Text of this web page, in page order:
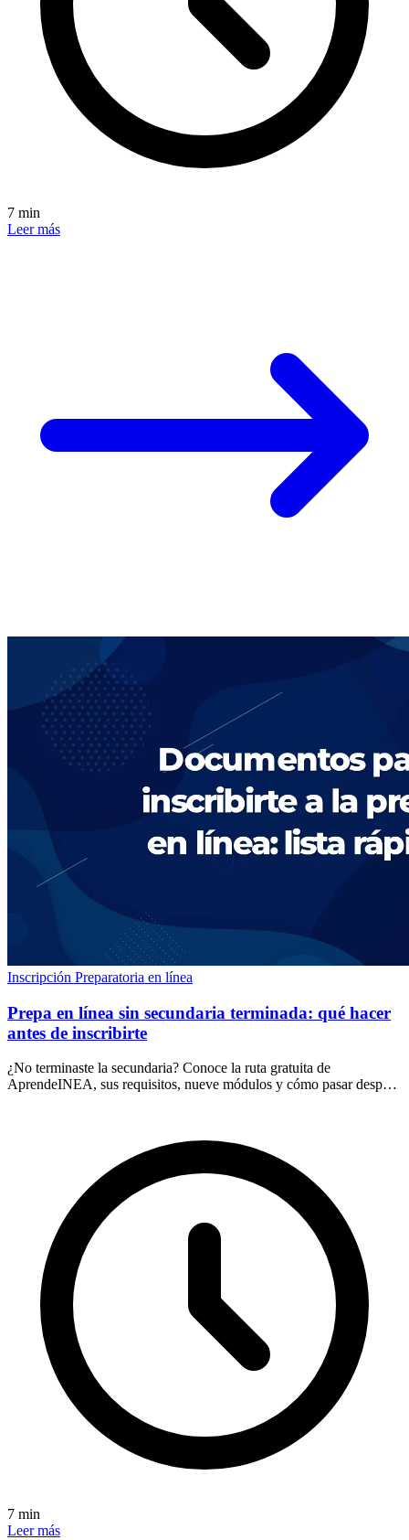
7 min
Leer más
Inscripción Preparatoria en línea
Prepa en línea sin secundaria terminada: qué hacer
antes de inscribirte
¿No terminaste la secundaria? Conoce la ruta gratuita de
AprendeINEA, sus requisitos, nueve módulos y cómo pasar después
7 min
Leer más